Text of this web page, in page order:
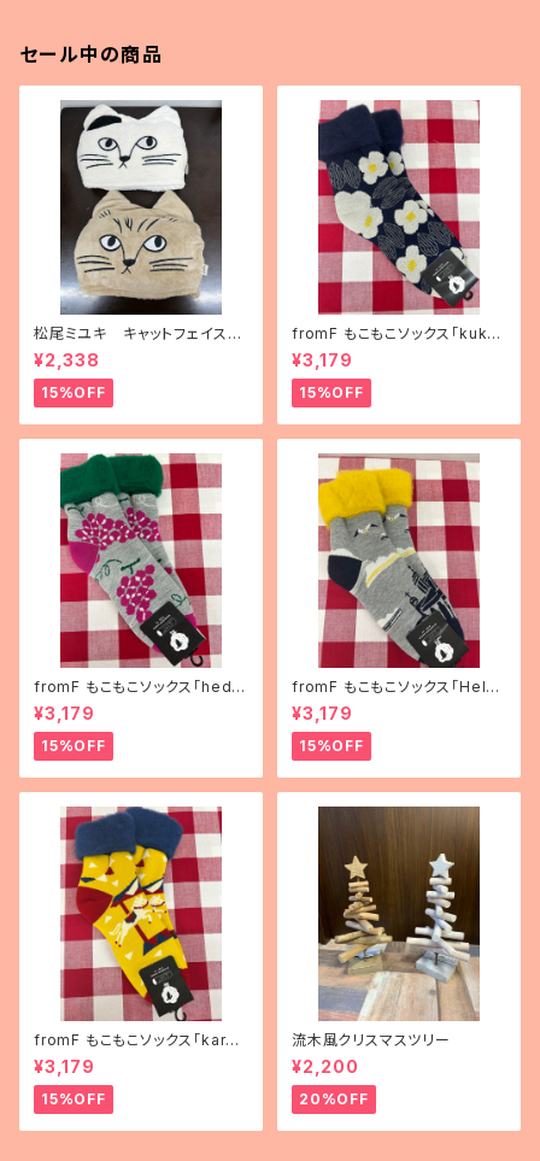
セール中の商品
松尾ミユキ キャットフェイスブ
ランケット
¥2,338
15%OFF
fromF もこもこソックス「kukka
puutarha（花畑）」
¥3,179
15%OFF
fromF もこもこソックス「hedel
mä（果物）」
¥3,179
15%OFF
fromF もこもこソックス「Helsi
nki（ヘルシンキ）」
¥3,179
15%OFF
fromF もこもこソックス「karus
elli（メリーゴーランド）」
¥3,179
15%OFF
流木風クリスマスツリー
¥2,200
20%OFF